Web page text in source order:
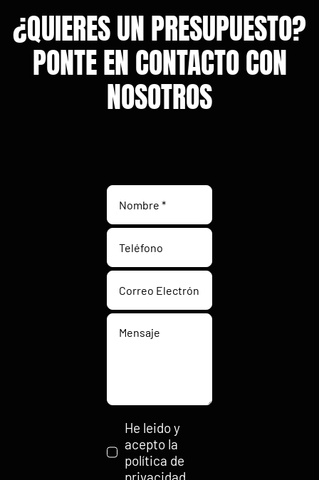
¿QUIERES UN PRESUPUESTO?
PONTE EN CONTACTO CON
NOSOTROS
He leido y
acepto la
política de